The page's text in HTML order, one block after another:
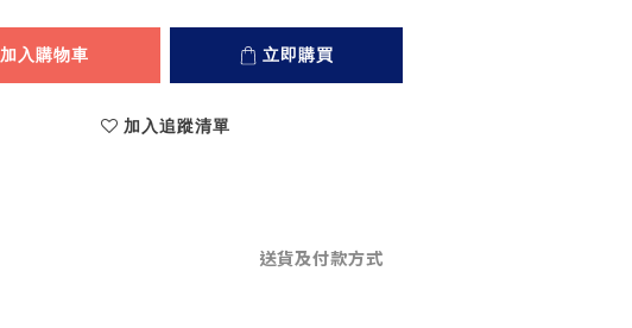
加入購物車 立即購買
加入追蹤清單
送貨及付款方式